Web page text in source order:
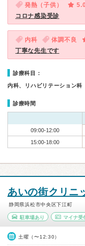
発熱（子供）
5.0
コロナ感染受診
内科 体調不良
丁寧な先生です
診療科目：
内科、リハビリテーション科
診療時間
09:00-12:00
15:00-18:00
あいの街クリニ
静岡県浜松市中央区下江町
駐車場あり マイナ受
土曜（〜12:30）